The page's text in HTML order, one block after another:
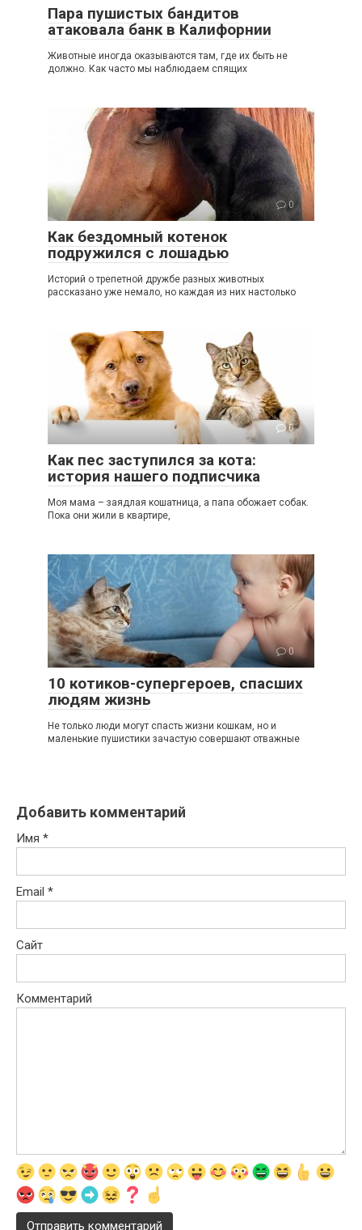
Пара пушистых бандитов
атаковала банк в Калифорнии
Животные иногда оказываются там, где их быть не
должно. Как часто мы наблюдаем спящих
0
Как бездомный котенок
подружился с лошадью
Историй о трепетной дружбе разных животных
рассказано уже немало, но каждая из них настолько
0
Как пес заступился за кота:
история нашего подписчика
Моя мама – заядлая кошатница, а папа обожает собак.
Пока они жили в квартире,
0
10 котиков-супергероев, спасших
людям жизнь
Не только люди могут спасть жизни кошкам, но и
маленькие пушистики зачастую совершают отважные
Добавить комментарий
Имя *
Email *
Сайт
Комментарий